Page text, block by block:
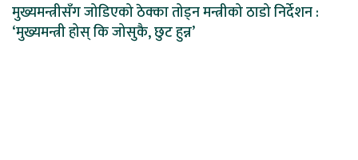
मुख्यमन्त्रीसँग जोडिएको ठेक्का तोड्न मन्त्रीको ठाडो निर्देशन :
‘मुख्यमन्त्री होस् कि जोसुकै, छुट हुन्न’